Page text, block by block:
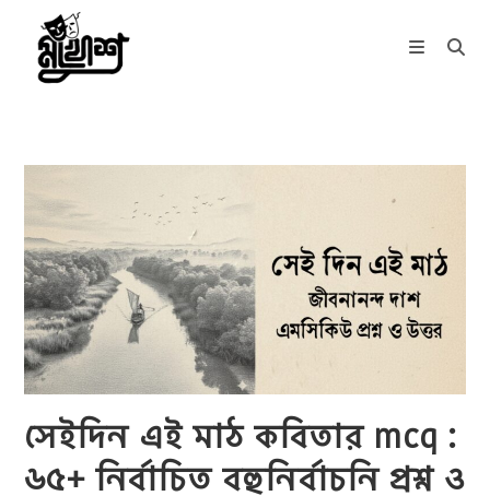
content
সেইদিন এই মাঠ কবিতার mcq :
৬৫+ নির্বাচিত বহুনির্বাচনি প্রশ্ন ও